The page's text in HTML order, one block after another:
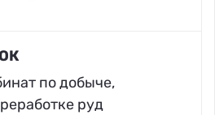
по добыче,
руд